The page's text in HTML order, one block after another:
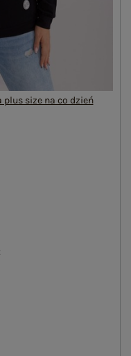
size na co dzień